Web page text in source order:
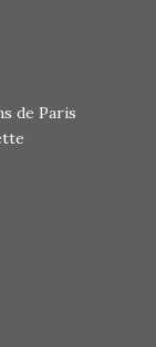
de Paris